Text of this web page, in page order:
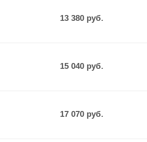
13 380руб.
15 040руб.
17 070руб.